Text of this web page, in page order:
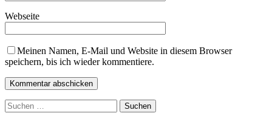
Webseite
Meinen Namen, E-Mail und Website in diesem Browser
speichern, bis ich wieder kommentiere.
Suchen